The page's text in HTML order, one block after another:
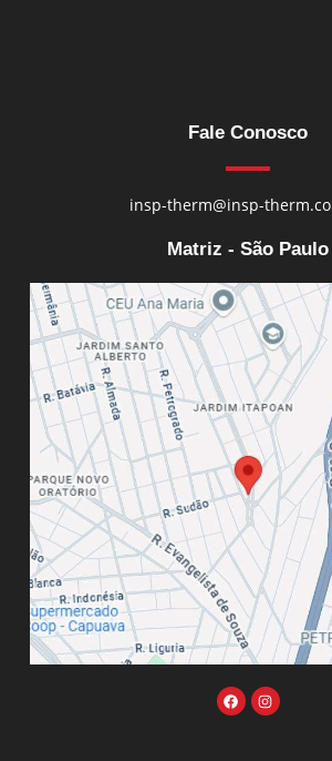
Fale Conosco
insp-therm@insp-
Matriz - São Paulo